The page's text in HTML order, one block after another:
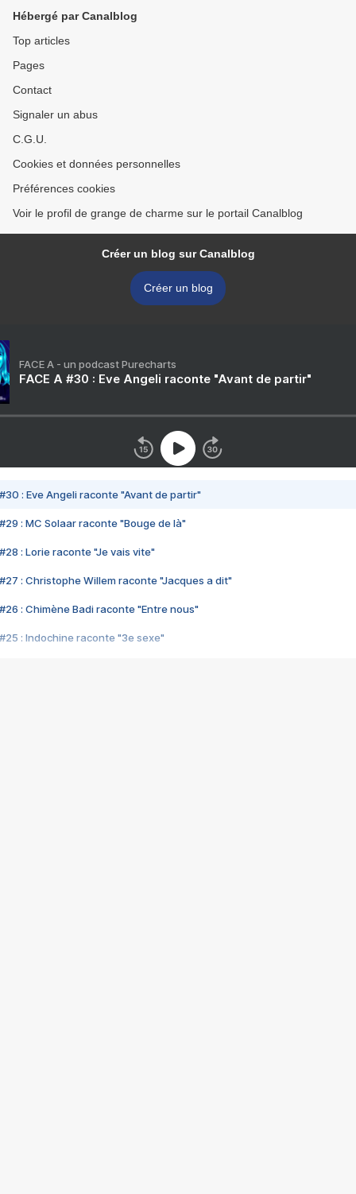
Hébergé par Canalblog
Top articles
Pages
Contact
Signaler un abus
C.G.U.
Cookies et données personnelles
Préférences cookies
Voir le profil de grange de charme sur le portail Canalblog
Créer un blog sur Canalblog
Créer un blog
FACE A - un podcast Purecharts
FACE A #30 : Eve Angeli raconte "Avant de partir"
#30 : Eve Angeli raconte "Avant de partir"
#29 : MC Solaar raconte "Bouge de là"
#28 : Lorie raconte "Je vais vite"
#27 : Christophe Willem raconte "Jacques a dit"
#26 : Chimène Badi raconte "Entre nous"
#25 : Indochine raconte "3e sexe"